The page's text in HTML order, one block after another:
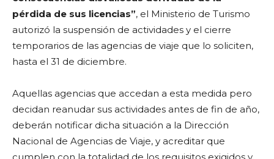
pérdida de sus licencias”, el Ministerio de Turismo
autorizó la suspensión de actividades y el cierre
temporarios de las agencias de viaje que lo soliciten,
hasta el 31 de diciembre.
Aquellas agencias que accedan a esta medida pero
decidan reanudar sus actividades antes de fin de año,
deberán notificar dicha situación a la Dirección
Nacional de Agencias de Viaje, y acreditar que